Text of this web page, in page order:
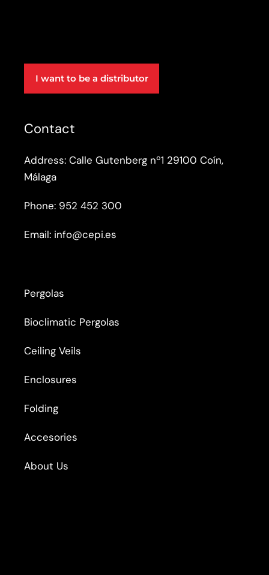
I want to be a distributor
Contact
Address: Calle Gutenberg nº1 29100 Coín,
Málaga
Phone: 952 452 300
Email: info@cepi.es
Pergolas
Bioclimatic Pergolas
Ceiling Veils
Enclosures
Folding
Accesories
About Us